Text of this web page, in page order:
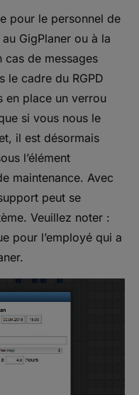
pour le personnel de
GigPlaner ou à la
cas de messages
le cadre du RGPD
en place un verrou
si vous nous le
il est désormais
l’élément
maintenance. Avec
peut se
Veuillez noter :
pour l’employé qui a